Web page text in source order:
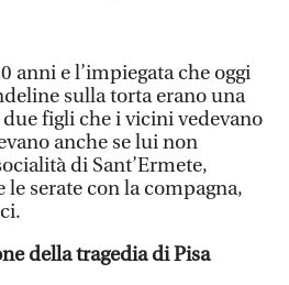
anni e l’impiegata che oggi
sulla torta erano una
figli che i vicini vedevano
anche se lui non
di Sant’Ermete,
serate con la compagna,
della tragedia di Pisa